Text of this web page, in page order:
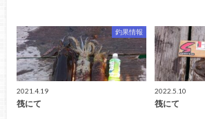
釣果情報
2021.4.19
筏にて
2022.5.10
筏にて